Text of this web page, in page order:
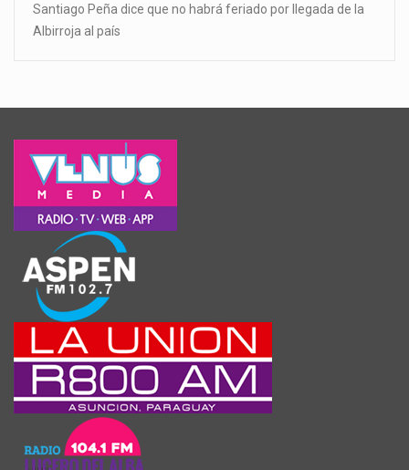
Santiago Peña dice que no habrá feriado por llegada de la
Albirroja al país